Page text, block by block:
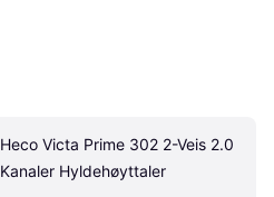
Heco Victa Prime 302 2-Veis 2.0
Kanaler Hyldehøyttaler